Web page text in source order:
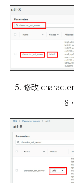
5. 修改
8